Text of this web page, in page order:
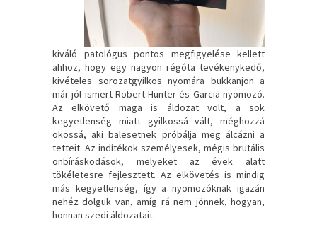
kiváló patológus pontos megfigyelése kellett
ahhoz, hogy egy nagyon régóta tevékenykedő,
kivételes sorozatgyilkos nyomára bukkanjon a
már jól ismert Robert Hunter és Garcia nyomozó.
Az elkövető maga is áldozat volt, a sok
kegyetlenség miatt gyilkossá vált, méghozzá
okossá, aki balesetnek próbálja meg álcázni a
tetteit. Az indítékok személyesek, mégis brutális
önbíráskodások, melyeket az évek alatt
tökéletesre fejlesztett. Az elkövetés is mindig
más kegyetlenség, így a nyomozóknak igazán
nehéz dolguk van, amíg rá nem jönnek, hogyan,
honnan szedi áldozatait.